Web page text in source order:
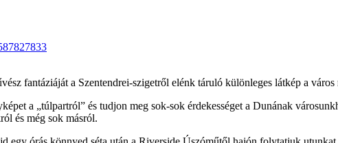
fantáziáját a Szentendrei-szigetről elénk táruló különleges látkép a
a „túlpartról” és tudjon meg sok-sok érdekességet a Dunának
és még sok másról.